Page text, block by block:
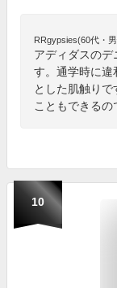
RRgypsies(60代・
アディダスの
す。通学時に違
とした肌触り
こともできるの
10